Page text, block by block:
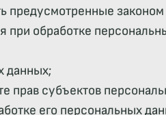
предусмотренные
при обработке
данных;
прав субъектов
его персональных